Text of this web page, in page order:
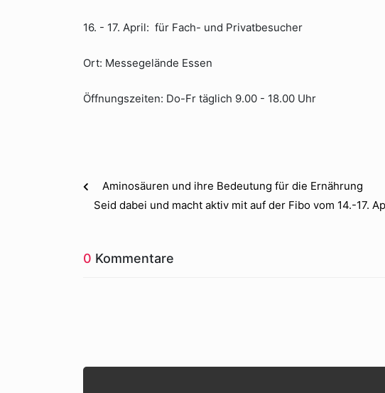
16. - 17. April: für Fach- und Privatbesucher
Ort: Messegelände Essen
Öffnungszeiten: Do-Fr täglich 9.00 - 18.00 Uhr
Aminosäuren und ihre Bedeutung für die Ernährung
Seid dabei und macht aktiv mit auf der Fibo vom 14.-17.
0 Kommentare